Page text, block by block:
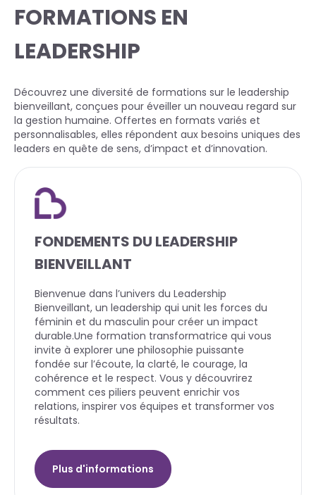
FORMATIONS EN
LEADERSHIP
Découvrez une diversité de formations sur le leadership
bienveillant, conçues pour éveiller un nouveau regard sur
la gestion humaine. Offertes en formats variés et
personnalisables, elles répondent aux besoins uniques des
leaders en quête de sens, d’impact et d’innovation.
FONDEMENTS DU LEADERSHIP
BIENVEILLANT
Bienvenue dans l’univers du Leadership
Bienveillant, un leadership qui unit les forces du
féminin et du masculin pour créer un impact
durable.Une formation transformatrice qui vous
invite à explorer une philosophie puissante
fondée sur l’écoute, la clarté, le courage, la
cohérence et le respect. Vous y découvrirez
comment ces piliers peuvent enrichir vos
relations, inspirer vos équipes et transformer vos
résultats.
Plus d'informations